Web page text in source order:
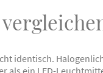
identisch.
als ein LED-